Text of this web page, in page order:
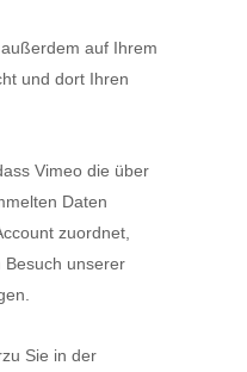
auf Ihrem
und dort Ihren
Vimeo die über
Daten
zuordnet,
Besuch unserer
Sie in der